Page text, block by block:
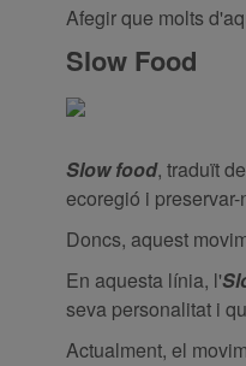
Afegir que molts
Slow Food
Slow food, traduït
ecoregió i
Doncs, aquest
En aquesta línia, l'
seva personalitat i
Actualment, el